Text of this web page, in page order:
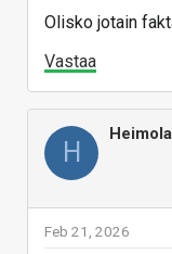
Olisko jotain
Vastaa
H
Feb 21, 2026